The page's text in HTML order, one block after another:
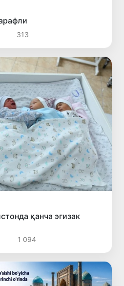
313
қанча эгизак
1 094